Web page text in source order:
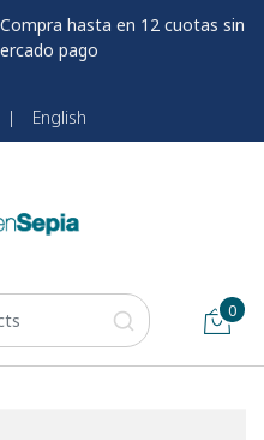
hasta en 12 cuotas sin
pago
| English
0